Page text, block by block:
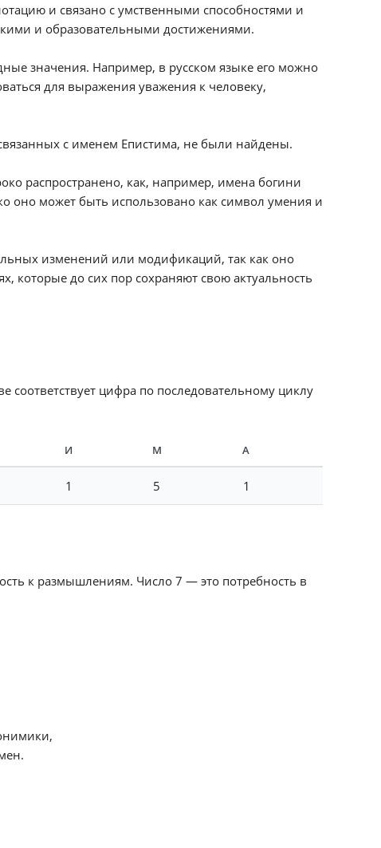
и связано с умственными способностями и
и образовательными достижениями.
значения. Например, в русском языке его можно
для выражения уважения к человеку,
с именем Епистима, не были найдены.
распространено, как, например, имена богини
оно может быть использовано как символ умения и
изменений или модификаций, так как оно
которые до сих пор сохраняют свою актуальность
соответствует цифра по последовательному циклу
И М А
1 5 1
к размышлениям. Число 7 — это потребность в